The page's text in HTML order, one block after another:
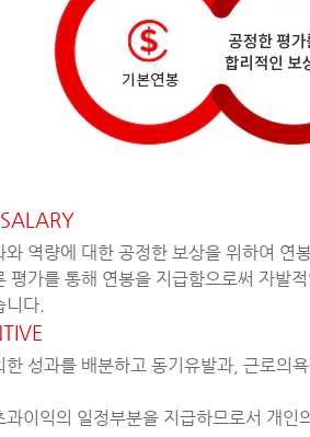
와 역량에 대한 공정한 보상을 위하여 연
평가를 통해 연봉을 지급함으로써 자발
니다.
한 성과를 배분하고 동기유발과, 근로의
과이익의 일정부분을 지급하므로서 개